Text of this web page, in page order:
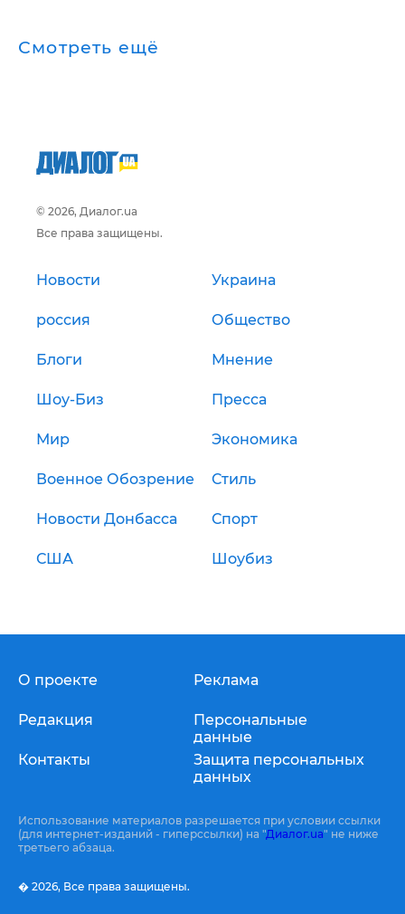
Смотреть ещё
© 2026, Диалог.ua
Все права защищены.
Новости Украина
россия Общество
Блоги Мнение
Шоу-Биз Пресса
Мир Экономика
Военное Обозрение Стиль
Новости Донбасса Спорт
США Шоубиз
О проекте
Редакция
Контакты
Реклама
Персональные
данные
Защита персональных
данных
Использование материалов разрешается при условии ссылки
(для интернет-изданий - гиперссылки) на "Диалог.ua" не ниже
третьего абзаца.
� 2026, Все права защищены.